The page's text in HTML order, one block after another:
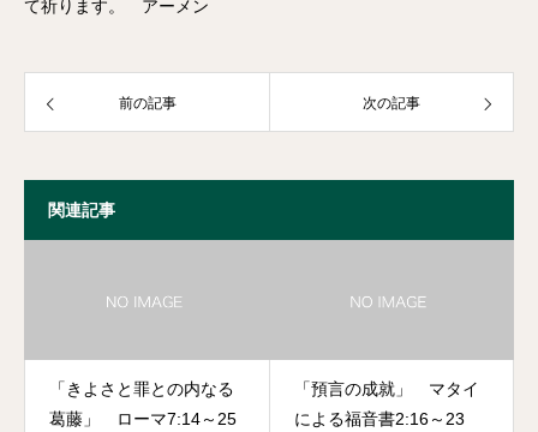
て祈ります。 アーメン
前の記事 次の記事
関連記事
「きよさと罪との内なる
葛藤」 ローマ7:14～25
「預言の成就」 マタイ
による福音書2:16～23